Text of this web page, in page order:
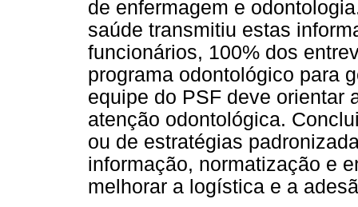
de enfermagem e
saúde transmitiu estas
funcionários, 100% dos
programa odontológico para
equipe do PSF deve orientar
atenção odontológica.
ou de estratégias
informação, normatização e
melhorar a logística e a